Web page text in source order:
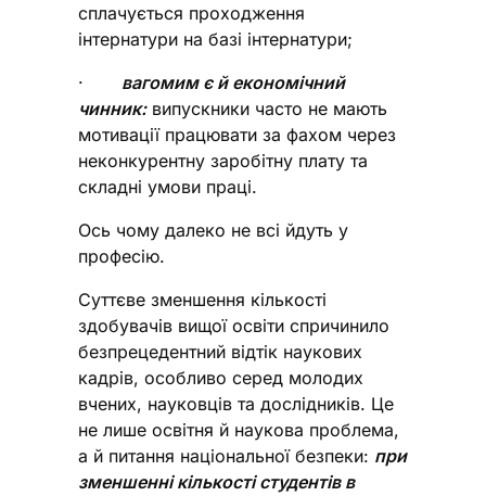
сплачується проходження
інтернатури на базі інтернатури;
· вагомим є й економічний
чинник:випускники часто не мають
мотивації працювати за фахом через
неконкурентну заробітну плату та
складні умови праці.
Ось чому далеко не всі йдуть у
професію.
Суттєве зменшення кількості
здобувачів вищої освіти спричинило
безпрецедентний відтік наукових
кадрів, особливо серед молодих
вчених, науковців та дослідників. Це
не лише освітня й наукова проблема,
а й питання національної безпеки: при
зменшенні кількості студентів в